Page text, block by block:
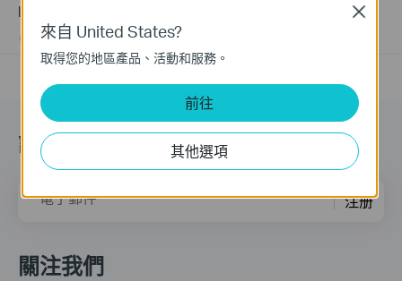
Introduction for TP-Link Outdoor Antennas
02-12-2018 156227views
訂閱
電子郵件 注册
關注我們
來自 United States?
取得您的地區產品、活動和服務。
前往
其他選項
Close